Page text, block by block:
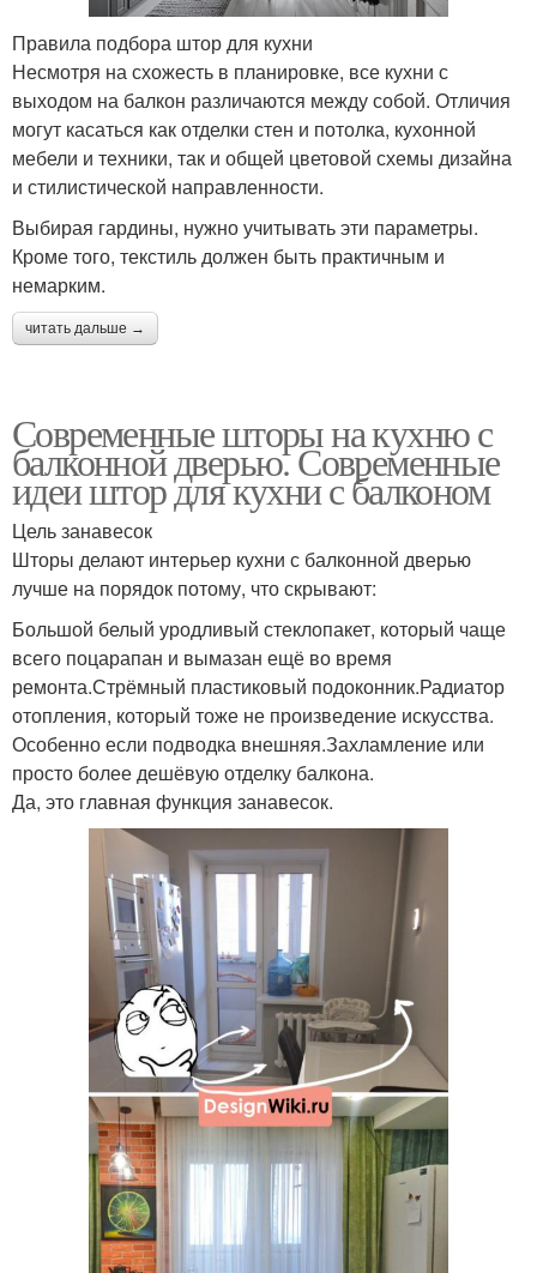
Правила подбора штор для кухни
Несмотря на схожесть в планировке, все кухни с
выходом на балкон различаются между собой. Отличия
могут касаться как отделки стен и потолка, кухонной
мебели и техники, так и общей цветовой схемы дизайна
и стилистической направленности.
Выбирая гардины, нужно учитывать эти параметры.
Кроме того, текстиль должен быть практичным и
немарким.
читать дальше →
Современные шторы на кухню с
балконной дверью. Современные
идеи штор для кухни с балконом
Цель занавесок
Шторы делают интерьер кухни с балконной дверью
лучше на порядок потому, что скрывают:
Большой белый уродливый стеклопакет, который чаще
всего поцарапан и вымазан ещё во время
ремонта.Стрёмный пластиковый подоконник.Радиатор
отопления, который тоже не произведение искусства.
Особенно если подводка внешняя.Захламление или
просто более дешёвую отделку балкона.
Да, это главная функция занавесок.